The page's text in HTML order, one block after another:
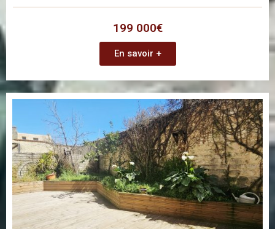
199 000€
En savoir +